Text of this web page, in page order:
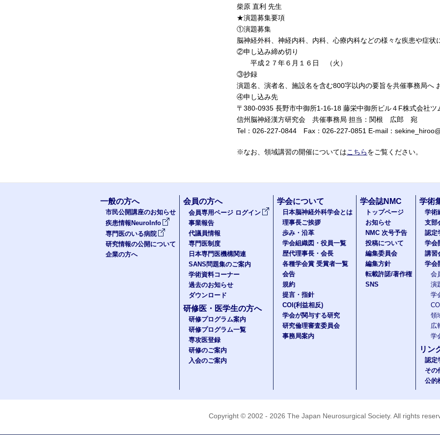
柴原 直利 先生
★演題募集要項
①演題募集
脳神経外科、神経内科、内科、心療内科などの様々な疾患や症状
②申し込み締め切り
平成２７年６月１６日 （火）
③抄録
演題名、演者名、施設名を含む800字以内の要旨を共催事務局へ
④申し込み先
〒380-0935 長野市中御所1-16-18 藤栄中御所ビル４F株式会社ツ
信州脳神経漢方研究会 共催事務局 担当：関根 広郎 宛
Tel：026-227-0844 Fax：026-227-0851 E-mail：
※なお、領域講習の開催についてはこちらをご覧ください。
一般の方へ
市民公開講座のお知らせ
疾患情報NeuroInfo
専門医のいる病院
研究情報の公開について
企業の方へ
会員の方へ
会員専用ページ ログイン
事業報告
代議員情報
専門医制度
日本専門医機構関連
SANS問題集のご案内
学術資料コーナー
過去のお知らせ
ダウンロード
研修医・医学生の方へ
研修プログラム案内
研修プログラム一覧
専攻医登録
研修のご案内
入会のご案内
学会について
日本脳神経外科学会とは
理事長ご挨拶
歩み・沿革
学会組織図・役員一覧
歴代理事長・会長
各種学会賞 受賞者一覧
会告
規約
提言・指針
COI(利益相反)
学会が関与する研究
研究倫理審査委員会
事務局案内
学会誌NMC
トップページ
お知らせ
NMC 次号予告
投稿について
編集委員会
編集方針
転載許諾/著作権
SNS
学術
学術
支部
認定
学会
講習
学会
会
演
学
領
広
学
リン
認定
その
公的
Copyright © 2002 - 2026 The Japan Neurosurgical Society. All rights